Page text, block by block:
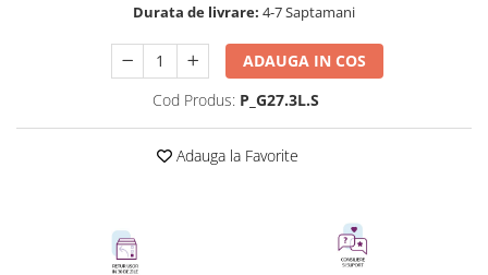
Durata de livrare: 4-7 Saptamani
ADAUGA IN COS
Cod Produs: P_G27.3L.S
Adauga la Favorite